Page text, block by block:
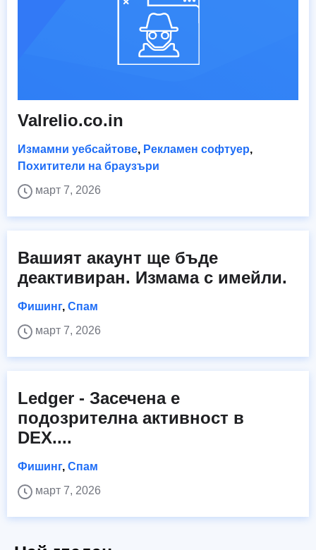
Valrelio.co.in
Измамни уебсайтове, Рекламен софтуер,
Похитители на браузъри
март 7, 2026
Вашият акаунт ще бъде
деактивиран. Измама с имейли.
Фишинг, Спам
март 7, 2026
Ledger - Засечена е
подозрителна активност в
DEX....
Фишинг, Спам
март 7, 2026